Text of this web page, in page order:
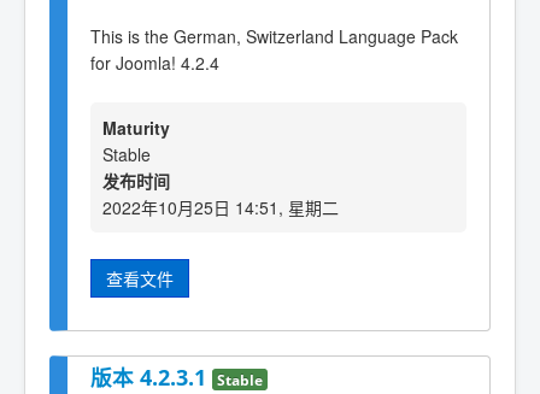
This is the German, Switzerland Language Pack
for Joomla! 4.2.4
Maturity
Stable
发布时间
2022年10月25日 14:51, 星期二
查看文件
版本 4.2.3.1 Stable